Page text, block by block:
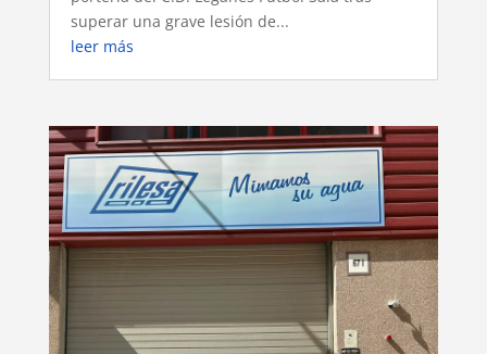
superar una grave lesión de...
leer más